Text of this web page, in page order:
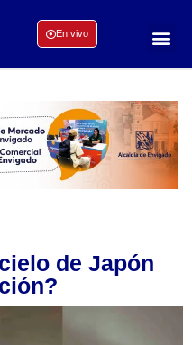
En vivo
de Japón